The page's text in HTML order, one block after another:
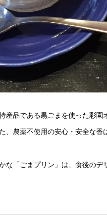
品である黒ごまを使った彩園
農薬不使用の安心・安全な香
な「ごまプリン」は、食後の